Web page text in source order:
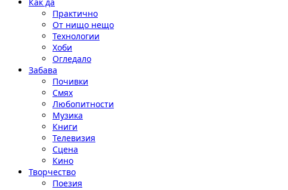
Практично
От нищо нещо
Технологии
Хоби
Огледало
Забава
Почивки
Смях
Любопитности
Музика
Книги
Телевизия
Сцена
Кино
Творчество
Поезия